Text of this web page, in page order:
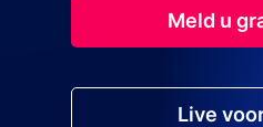
Meld u
Live